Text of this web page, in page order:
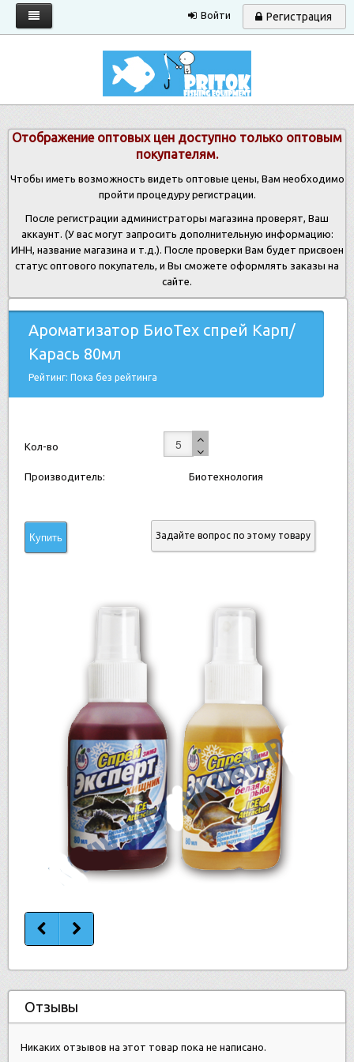
Войти Регистрация
Отображение оптовых цен доступно только оптовым
покупателям.
Чтобы иметь возможность видеть оптовые цены, Вам необходимо
пройти процедуру регистрации.
После регистрации администраторы магазина проверят, Ваш
аккаунт. (У вас могут запросить дополнительную информацию:
ИНН, название магазина и т.д.). После проверки Вам будет присвоен
статус оптового покупатель, и Вы сможете оформлять заказы на
сайте.
Ароматизатор БиоТех спрей Карп/
Карась 80мл
Рейтинг: Пока без рейтинга
Кол-во
Производитель: Биотехнология
Задайте вопрос по этому товару
Отзывы
Никаких отзывов на этот товар пока не написано.
Запрос прайса
Условия работы
Новости